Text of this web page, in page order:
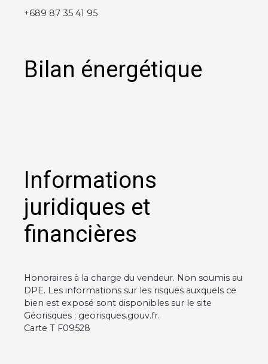
+689 87 35 41 95
Bilan énergétique
Informations
juridiques et
financières
Honoraires à la charge du vendeur. Non soumis au
DPE. Les informations sur les risques auxquels ce
bien est exposé sont disponibles sur le site
Géorisques : georisques.gouv.fr.
Carte T F09528